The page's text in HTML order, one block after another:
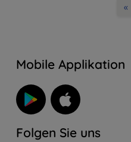
«
Mobile Applikation
Folgen Sie uns